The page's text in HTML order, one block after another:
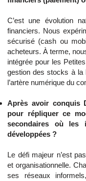
C’est une évolution
financiers. Nous
sécurisé (cash ou
acheteurs. À terme,
intégrée pour les
gestion des stocks à la
l’artère numérique du
Après avoir conquis
pour répliquer ce
secondaires où les
développées ?
Le défi majeur n’est
et organisationnelle.
ses réseaux